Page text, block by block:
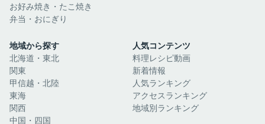
お好み焼き・たこ焼き
弁当・おにぎり
地域から探す
北海道・東北
関東
甲信越・北陸
東海
関西
中国・四国
人気コンテンツ
料理レシピ動画
新着情報
人気ランキング
アクセスランキング
地域別ランキング